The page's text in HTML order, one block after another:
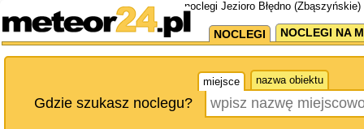
noclegi Jezioro Błędno
NOCLEGI NOCLEGI NA
miejsce nazwa obiektu
Gdzie szukasz noclegu?